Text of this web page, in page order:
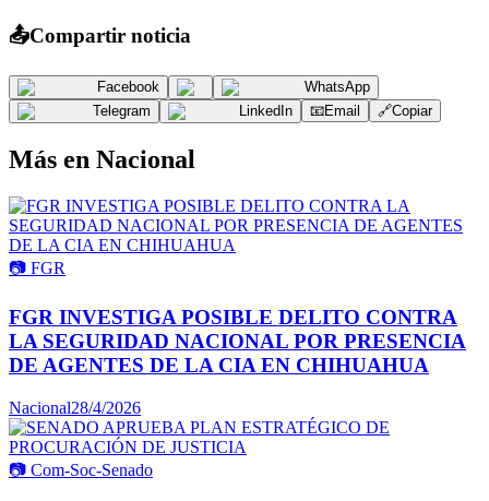
📤Compartir noticia
Facebook
WhatsApp
Telegram
LinkedIn 📧Email 🔗Copiar
Más en Nacional
📷 FGR
FGR INVESTIGA POSIBLE DELITO CONTRA
LA SEGURIDAD NACIONAL POR PRESENCIA
DE AGENTES DE LA CIA EN CHIHUAHUA
Nacional28/4/2026
📷 Com-Soc-Senado